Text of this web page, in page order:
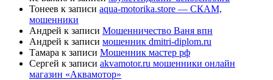
Тонеев к записи aqua-motorika.store — СКАМ,
мошенники
Андрей к записи Мошенничество Ваня впн
Андрей к записи мошенник dmitri-diplom.ru
Тамара к записи Мошенник мастер рф
Сергей к записи akvamotor.ru мошенники онлайн
магазин «Аквамотор»